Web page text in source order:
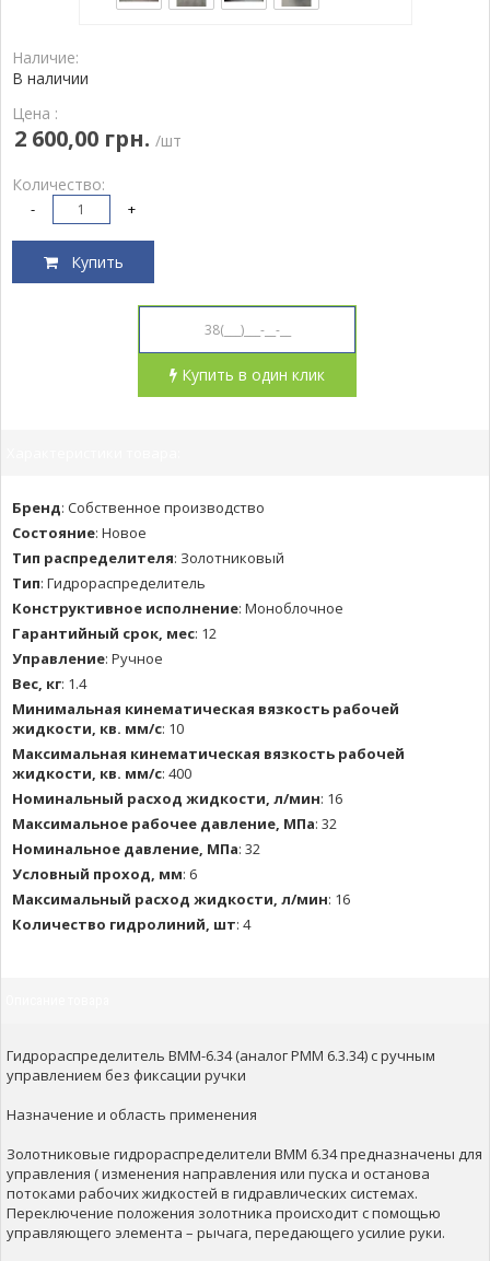
Наличие:
В наличии
Цена :
2 600,00 грн. /шт
Количество:
- +
Купить
Купить в один клик
Бренд: Собственное производство
Состояние: Новое
Тип распределителя: Золотниковый
Тип: Гидрораспределитель
Конструктивное исполнение: Моноблочное
Гарантийный срок, мес: 12
Управление: Ручное
Вес, кг: 1.4
Минимальная кинематическая вязкость рабочей
жидкости, кв. мм/с: 10
Максимальная кинематическая вязкость рабочей
жидкости, кв. мм/с: 400
Номинальный расход жидкости, л/мин: 16
Максимальное рабочее давление, МПа: 32
Номинальное давление, МПа: 32
Условный проход, мм: 6
Максимальный расход жидкости, л/мин: 16
Количество гидролиний, шт: 4
Гидрораспределитель ВММ-6.34 (аналог РММ 6.3.34) с ручным
управлением без фиксации ручки
Назначение и область применения
Золотниковые гидрораспределители ВММ 6.34 предназначены для
управления ( изменения направления или пуска и останова
потоками рабочих жидкостей в гидравлических системах.
Переключение положения золотника происходит с помощью
управляющего элемента – рычага, передающего усилие руки.